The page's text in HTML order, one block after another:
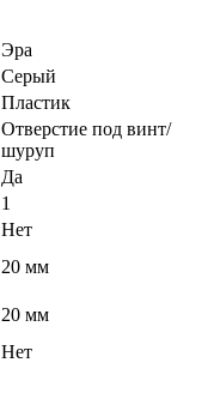
Эра
Серый
Пластик
Отверстие под винт/
шуруп
Да
1
Нет
20 мм
20 мм
Нет